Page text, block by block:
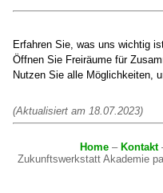
Erfahren Sie, was uns wichtig
Öffnen Sie Freiräume für
Nutzen Sie alle Möglichkeiten,
(Aktualisiert am 18.07.2023)
Home– Kontakt
Zukunftswerkstatt Akademie